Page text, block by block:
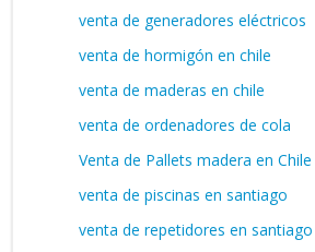
venta de generadores eléctricos
venta de hormigón en chile
venta de maderas en chile
venta de ordenadores de cola
Venta de Pallets madera en Chile
venta de piscinas en santiago
venta de repetidores en santiago